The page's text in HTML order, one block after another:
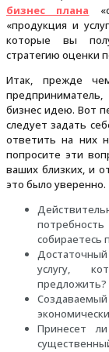
бизнес плана
«продукция и
которые вы
стратегию оценки
Итак, прежде
бизнес идею. Вот
следует задать
ответить на них
попросите эти
ваших близких, и
это было уверенно.
собираетесь
услугу,
предложить?
Принесет